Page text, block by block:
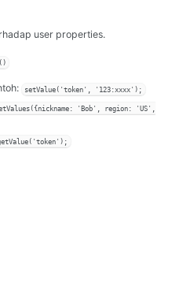
user properties.
setValue('token', '123:xxxx');
'Bob', region: 'US',